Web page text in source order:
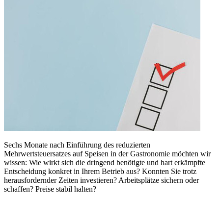
Sechs Monate nach Einführung des reduzierten
Mehrwertsteuersatzes auf Speisen in der Gastronomie möchten wir
wissen: Wie wirkt sich die dringend benötigte und hart erkämpfte
Entscheidung konkret in Ihrem Betrieb aus? Konnten Sie trotz
herausfordernder Zeiten investieren? Arbeitsplätze sichern oder
schaffen? Preise stabil halten?